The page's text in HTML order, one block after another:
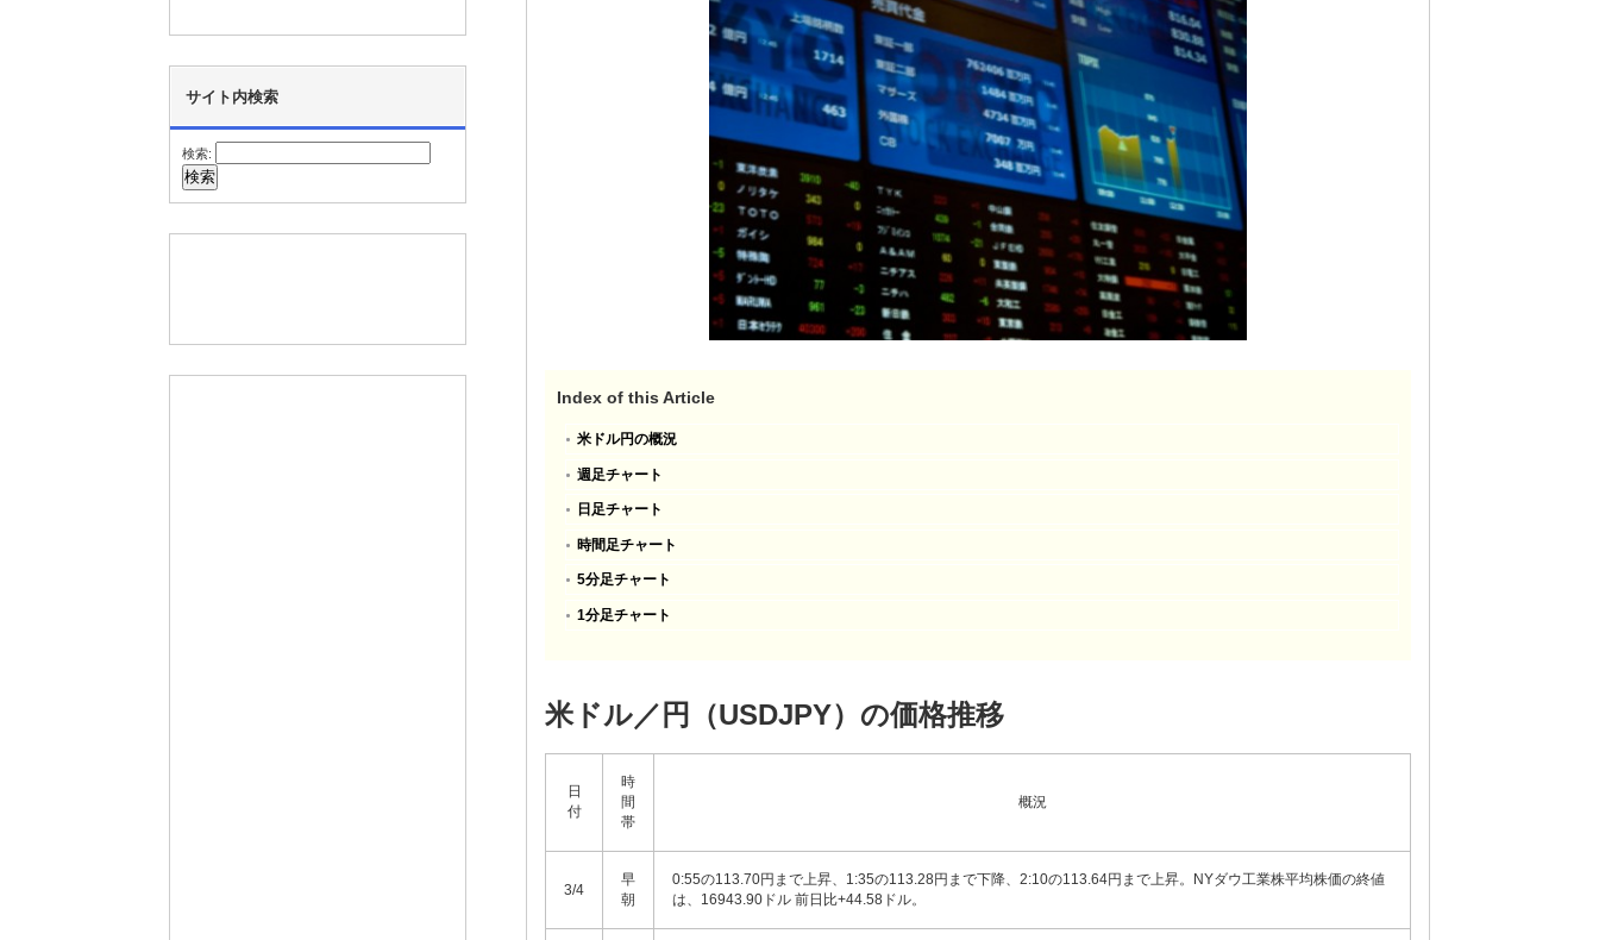
Index of this Article
米ドル円の概況
週足チャート
日足チャート
時間足チャート
5分足チャート
1分足チャート
米ドル／円（USDJPY）の価格推移
日
付
時
間
帯
概況
3/4
早
朝
0:55の113.70円まで上昇、1:35の113.28円まで下降、2:10の113.64円まで上昇。NYダウ工業株平均株価の終値
は、16943.90ドル 前日比+44.58ドル。
サイト内検索
検索: